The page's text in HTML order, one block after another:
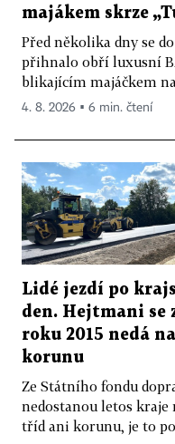
majákem skrze
Před několika dny se
přihnalo obří luxusní
blikajícím majáčkem
4. 8. 2026 ▪ 6 min. čtení
Lidé jezdí po
den. Hejtmani se
roku 2015 nedá
korunu
Ze Státního fondu
nedostanou letos
tříd ani korunu, je to